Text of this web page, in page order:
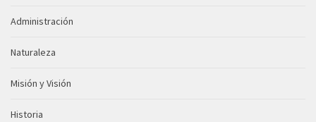
Administración
Naturaleza
Misión y Visión
Historia